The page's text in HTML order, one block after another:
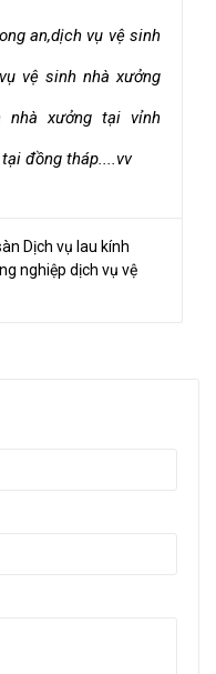
an,dịch vụ vệ sinh
vệ sinh nhà xưởng
nhà xưởng tại vỉnh
đồng tháp....vv
Dịch vụ lau kính
nghiệp dịch vụ vệ